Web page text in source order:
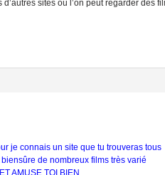
sites ou l’on peut regarder des
je connais un site que tu trouveras tous
de nombreux films très varié
ET AMUSE TOI BIEN